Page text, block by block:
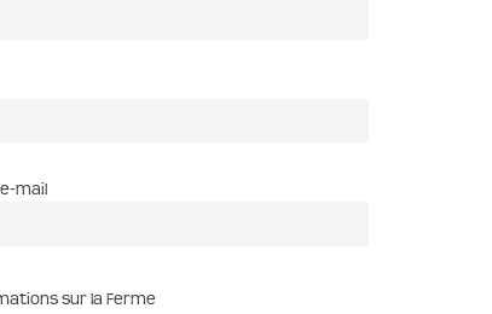
mail
sur la Ferme